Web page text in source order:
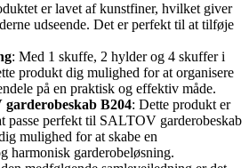
er lavet af kunstfiner, hvilket giver
udseende. Det er perfekt til at tilføje
: Med 1 skuffe, 2 hylder og 4 skuffer i
produkt dig mulighed for at organisere
på en praktisk og effektiv måde.
B204: Dette produkt er
passe perfekt til SALTOV garderobeskab
mulighed for at skabe en
harmonisk garderobeløsning.